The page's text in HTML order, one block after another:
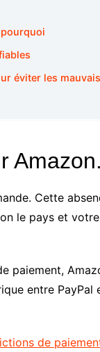
pourquoi
éviter les
Cette
le pays et
entre PayPal
de